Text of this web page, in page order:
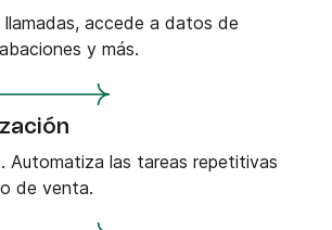
accede a datos de
y más.
Automatiza las tareas repetitivas
de venta.